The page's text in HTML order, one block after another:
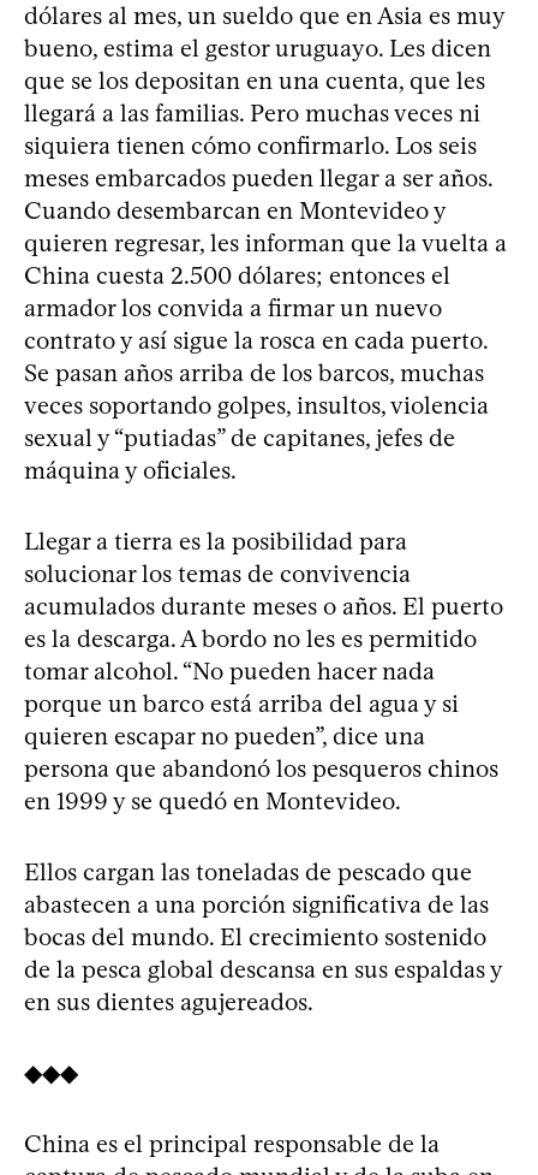
dólares al mes, un sueldo que en Asia es muy
bueno, estima el gestor uruguayo. Les dicen
que se los depositan en una cuenta, que les
llegará a las familias. Pero muchas veces ni
siquiera tienen cómo confirmarlo. Los seis
meses embarcados pueden llegar a ser años.
Cuando desembarcan en Montevideo y
quieren regresar, les informan que la vuelta a
China cuesta 2.500 dólares; entonces el
armador los convida a firmar un nuevo
contrato y así sigue la rosca en cada puerto.
Se pasan años arriba de los barcos, muchas
veces soportando golpes, insultos, violencia
sexual y “putiadas” de capitanes, jefes de
máquina y oficiales.
Llegar a tierra es la posibilidad para
solucionar los temas de convivencia
acumulados durante meses o años. El puerto
es la descarga. A bordo no les es permitido
tomar alcohol. “No pueden hacer nada
porque un barco está arriba del agua y si
quieren escapar no pueden”, dice una
persona que abandonó los pesqueros chinos
en 1999 y se quedó en Montevideo.
Ellos cargan las toneladas de pescado que
abastecen a una porción significativa de las
bocas del mundo. El crecimiento sostenido
de la pesca global descansa en sus espaldas y
en sus dientes agujereados.
◆◆◆
China es el principal responsable de la